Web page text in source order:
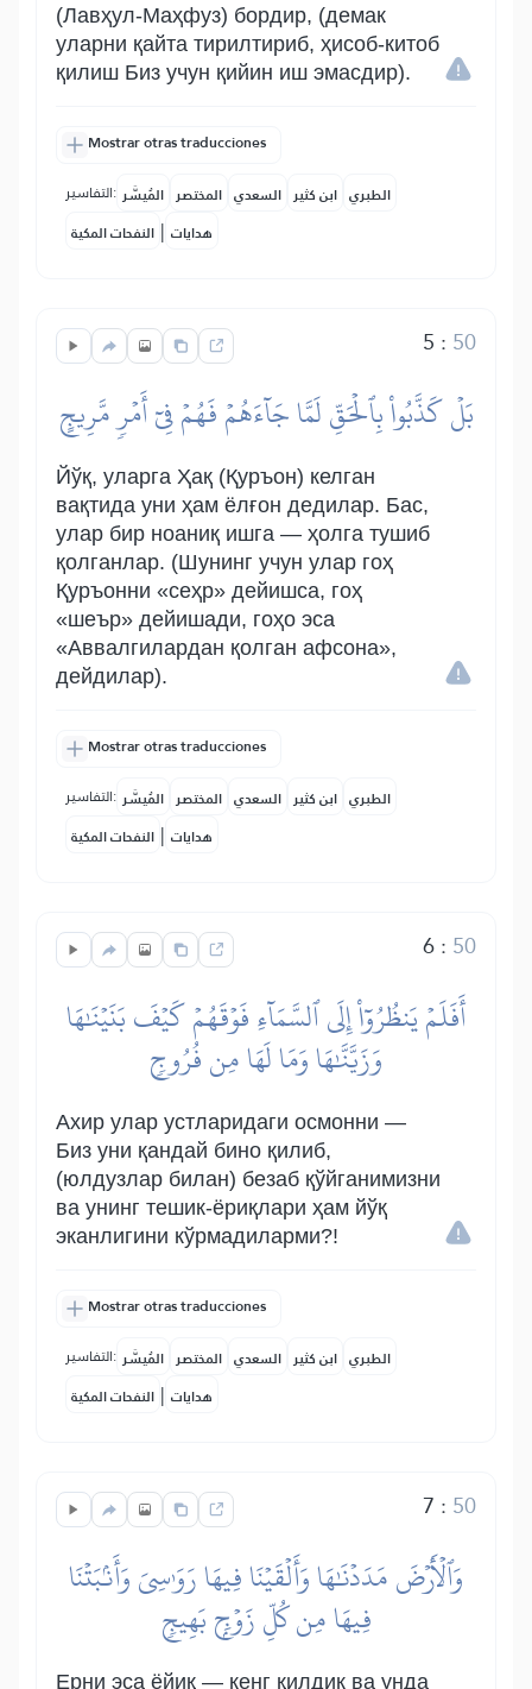
(Лавҳул-Маҳфуз) бордир, (демак
уларни қайта тирилтириб, ҳисоб-китоб
қилиш Биз учун қийин иш эмасдир).
Mostrar otras traducciones
التفاسير: المُيسَّر المختصر السعدي ابن كثير الطبري
النفحات المكية | هدايات
5 : 50
بَلۡ كَذَّبُواْ بِٱلۡحَقِّ لَمَّا جَآءَهُمۡ فَهُمۡ فِيٓ أَمۡرٖ مَّرِيجٍ
Йўқ, уларга Ҳақ (Қуръон) келган
вақтида уни ҳам ёлғон дедилар. Бас,
улар бир ноаниқ ишга — ҳолга тушиб
қолганлар. (Шунинг учун улар гоҳ
Қуръонни «сеҳр» дейишса, гоҳ
«шеър» дейишади, гоҳо эса
«Аввалгилардан қолган афсона»,
дейдилар).
Mostrar otras traducciones
التفاسير: المُيسَّر المختصر السعدي ابن كثير الطبري
النفحات المكية | هدايات
6: 50
أَفَلَمۡ يَنظُرُوٓاْ إِلَى ٱلسَّمَآءِ فَوۡقَهُمۡ كَيۡفَ بَنَيۡنَٰهَا
وَزَيَّنَّٰهَا وَمَا لَهَا مِن فُرُوجٖ
Ахир улар устларидаги осмонни —
Биз уни қандай бино қилиб,
(юлдузлар билан) безаб қўйганимизни
ва унинг тешик-ёриқлари ҳам йўқ
эканлигини кўрмадиларми?!
Mostrar otras traducciones
التفاسير: المُيسَّر المختصر السعدي ابن كثير الطبري
النفحات المكية | هدايات
7 : 50
وَٱلۡأَرۡضَ مَدَدۡنَٰهَا وَأَلۡقَيۡنَا فِيهَا رَوَٰسِيَ وَأَنۢبَتۡنَا
فِيهَا مِن كُلِّ زَوۡجِۭ بَهِيجٖ
Ерни эса ёйиқ — кенг қилдик ва унда